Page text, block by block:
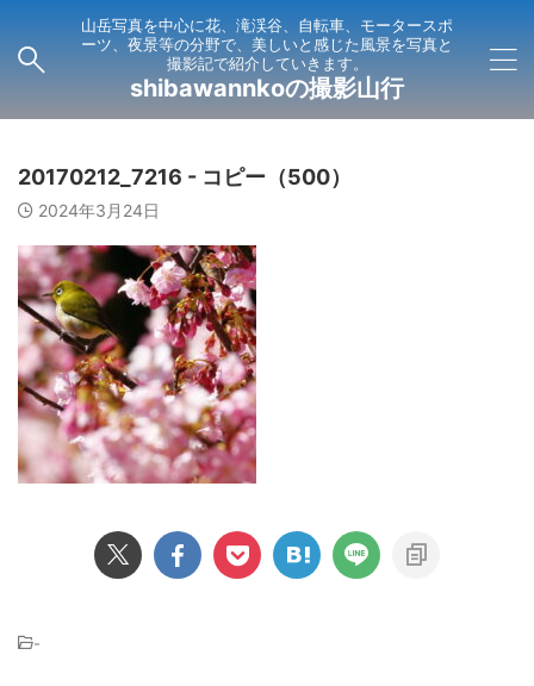
山岳写真を中心に花、滝渓谷、自転車、モータースポ
ーツ、夜景等の分野で、美しいと感じた風景を写真と
撮影記で紹介していきます。
shibawannkoの撮影山行
20170212_7216 - コピー（500）
2024年3月24日
-